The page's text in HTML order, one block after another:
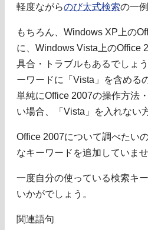
軽度ながらのび太式検索の一
もちろん、Windows XP上の
に、Windows Vista上のOffice
具合・トラブルもあるでしょ
ーワードに「Vista」を含める
単純にOffice 2007の操作方法
い場合、「Vista」を入れない
Office 2007について調べたい
なキーワードを追加していま
一度自分の使っている検索キ
いかがでしょう。
関連語句